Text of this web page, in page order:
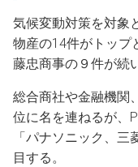
気候変動対策を対象
物産の14件がトップ
藤忠商事の９件が続
総合商社や金融機関
位に名を連ねるが、
「パナソニック、
目する。